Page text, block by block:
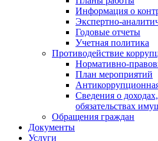
Информация о
Экспертно-
Годовые отчеты
Учетная политика
Противодействие
Нормативно-
План мероприятий
Сведения о
обязательствах
Обращения граждан
Документы
Услуги